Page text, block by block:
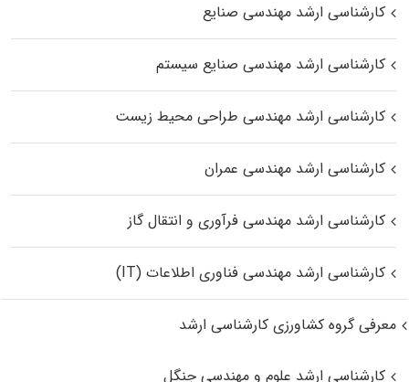
کارشناسی ارشد مهندسی صنایع
کارشناسی ارشد مهندسی صنایع سیستم
کارشناسی ارشد مهندسی طراحی محیط زیست
کارشناسی ارشد مهندسی عمران
کارشناسی ارشد مهندسی فرآوری و انتقال گاز
کارشناسی ارشد مهندسی فناوری اطلاعات (IT)
معرفی گروه کشاورزی کارشناسی ارشد
کارشناسی ارشد علوم و مهندسی جنگل